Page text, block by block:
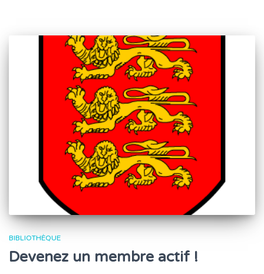
BIBLIOTHÈQUE
Devenez un membre actif !